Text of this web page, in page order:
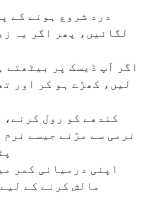
لگائیں، پھر اگر یہ
لیں، کھڑے ہو کر اور
کندھے کو رول کرنے،
نرمی سے مڑنے جیسے نرم
اپنی درمیانی کمر
مالش کرنے کے